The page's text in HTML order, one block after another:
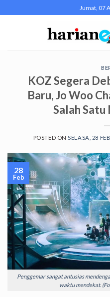
to
Jumat, 07
KOZ Segera
Baru, Jo Woo
Salah
POSTED ON SELASA, 28
Penggemar sangat antusias
waktu mendekat.
28
Feb